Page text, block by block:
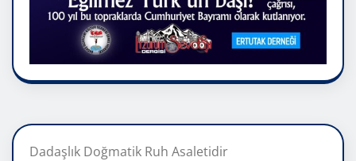
Dadaşlık Doğmatik Ruh Asaletidir